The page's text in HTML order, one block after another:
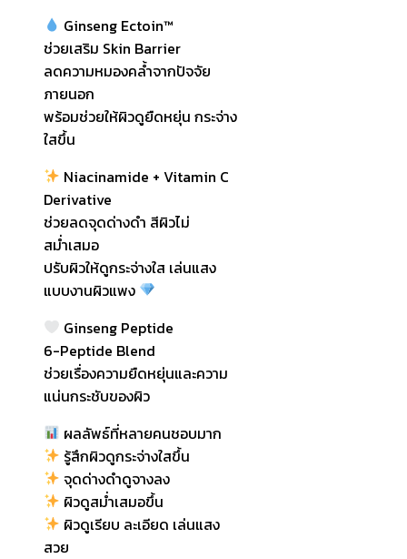
Ginseng Ectoin™
ช่วยเสริม Skin Barrier
ลดความหมองคล้ำจากปัจจัย
ภายนอก
พร้อมช่วยให้ผิวดูยืดหยุ่น กระจ่าง
ใสขึ้น
Niacinamide + Vitamin C
Derivative
ช่วยลดจุดด่างดำ สีผิวไม่
สม่ำเสมอ
ปรับผิวให้ดูกระจ่างใส เล่นแสง
แบบงานผิวแพง
Ginseng Peptide
6-Peptide Blend
ช่วยเรื่องความยืดหยุ่นและความ
แน่นกระชับของผิว
ผลลัพธ์ที่หลายคนชอบมาก
รู้สึกผิวดูกระจ่างใสขึ้น
จุดด่างดำดูจางลง
ผิวดูสม่ำเสมอขึ้น
ผิวดูเรียบ ละเอียด เล่นแสง
สวย